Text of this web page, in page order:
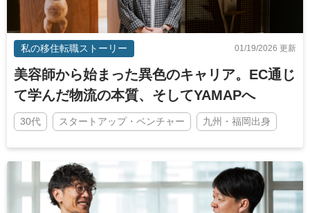
私の移住転職ストーリー 01/19/2026 更新
美容師から始まった異色のキャリア。EC通じ
て学んだ物流の本質、そしてYAMAPへ
30代 スタートアップ・ベンチャー 九州・福岡出身